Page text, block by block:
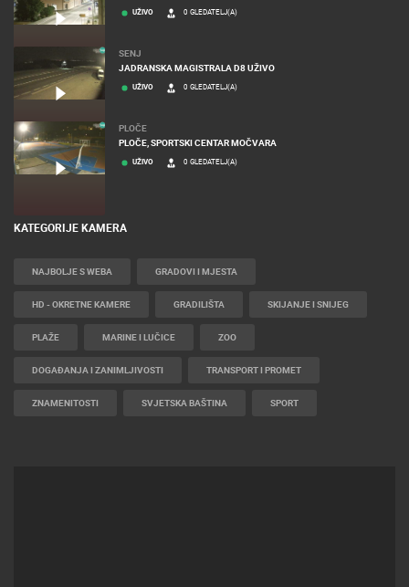
UŽIVO 0 GLEDATELJ(A)
SENJ
JADRANSKA MAGISTRALA D8 UŽIVO
UŽIVO 0 GLEDATELJ(A)
PLOČE
PLOČE, SPORTSKI CENTAR MOČVARA
UŽIVO 0 GLEDATELJ(A)
KATEGORIJE KAMERA
NAJBOLJE S WEBA GRADOVI I MJESTA
HD - OKRETNE KAMERE GRADILIŠTA SKIJANJE I SNIJEG
PLAŽE MARINE I LUČICE ZOO
DOGAĐANJA I ZANIMLJIVOSTI TRANSPORT I PROMET
ZNAMENITOSTI SVJETSKA BAŠTINA SPORT